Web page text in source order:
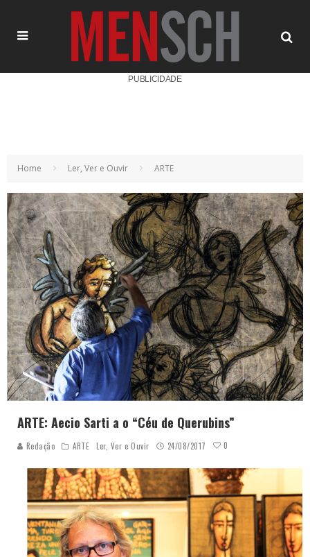
PUBLICIDADE
Home Ler, Ver e Ouvir ARTE
ARTE: Aecio Sarti a o “Céu de Querubins”
Redação ARTE Ler, Ver e Ouvir 24/08/2017 0